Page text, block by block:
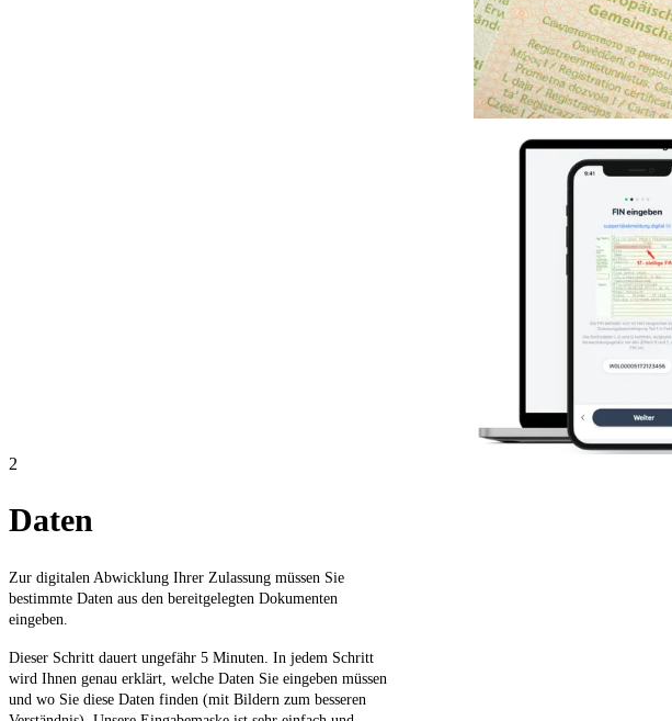
2
Daten
Zur digitalen Abwicklung Ihrer Zulassung müssen Sie
bestimmte Daten aus den bereitgelegten Dokumenten
eingeben.
Dieser Schritt dauert ungefähr 5 Minuten. In jedem Schritt
wird Ihnen genau erklärt, welche Daten Sie eingeben müssen
und wo Sie diese Daten finden (mit Bildern zum besseren